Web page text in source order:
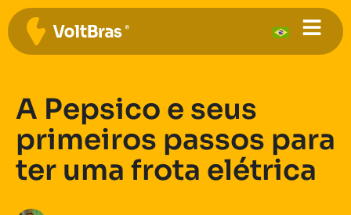
A Pepsico e seus
primeiros passos para
ter uma frota elétrica